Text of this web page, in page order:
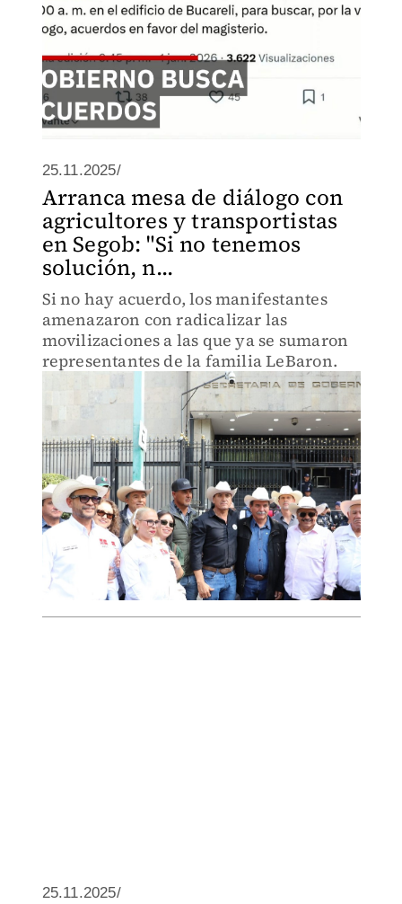
25.11.2025/
Arranca mesa de diálogo con
agricultores y transportistas
en Segob: "Si no tenemos
solución, n...
Si no hay acuerdo, los manifestantes
amenazaron con radicalizar las
movilizaciones a las que ya se sumaron
representantes de la familia LeBaron.
25.11.2025/